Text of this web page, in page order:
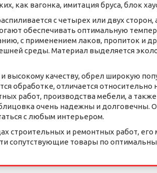
как вагонка, имитация бруса, блок
с четырех или двух
обеспечивать оптимальную
с применением лаков, пропиток и
среды. Материал выделяется
высокому качеству, обрел широкую
обработке, отличается
работ, производства мебели, а
очень надежны и долговечны.
с любым интерьером.
строительных и ремонтных работ,
сопутствующие товары по